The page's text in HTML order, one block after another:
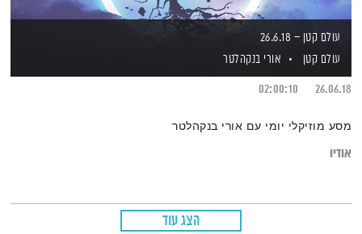
עולם קטן – 26.6.18
עולם קטן
אורי בנקהלטר
26.06.18
02:00:10
מסע מוזיקלי יומי עם אורי בנקהלטר
אודיו
הצג עוד